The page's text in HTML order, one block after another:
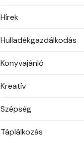
Hírek
Hulladékgazdálkodás
Könyvajánló
Kreatív
Szépség
Táplálkozás